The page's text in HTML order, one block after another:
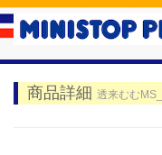
商品詳細 透来むむ